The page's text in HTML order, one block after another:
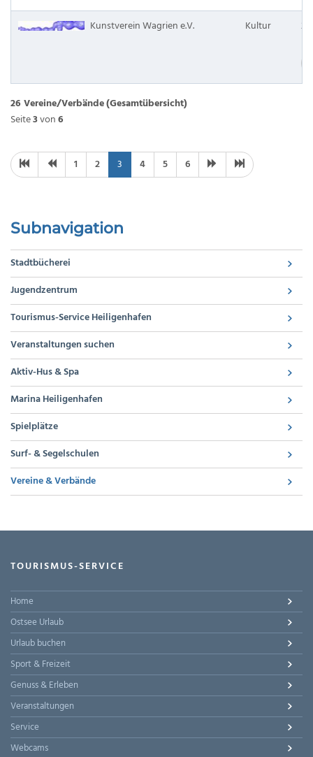
Kunstverein Wagrien e.V. Kultur
26 Vereine/Verbände(Gesamtübersicht)
Seite3von6
1 2 3 4 5 6
Subnavigation
Stadtbücherei
Jugendzentrum
Tourismus-Service Heiligenhafen
Veranstaltungen suchen
Aktiv-Hus & Spa
Marina Heiligenhafen
Spielplätze
Surf- & Segelschulen
Vereine & Verbände
TOURISMUS-SERVICE
Home
Ostsee Urlaub
Urlaub buchen
Sport & Freizeit
Genuss & Erleben
Veranstaltungen
Service
Webcams